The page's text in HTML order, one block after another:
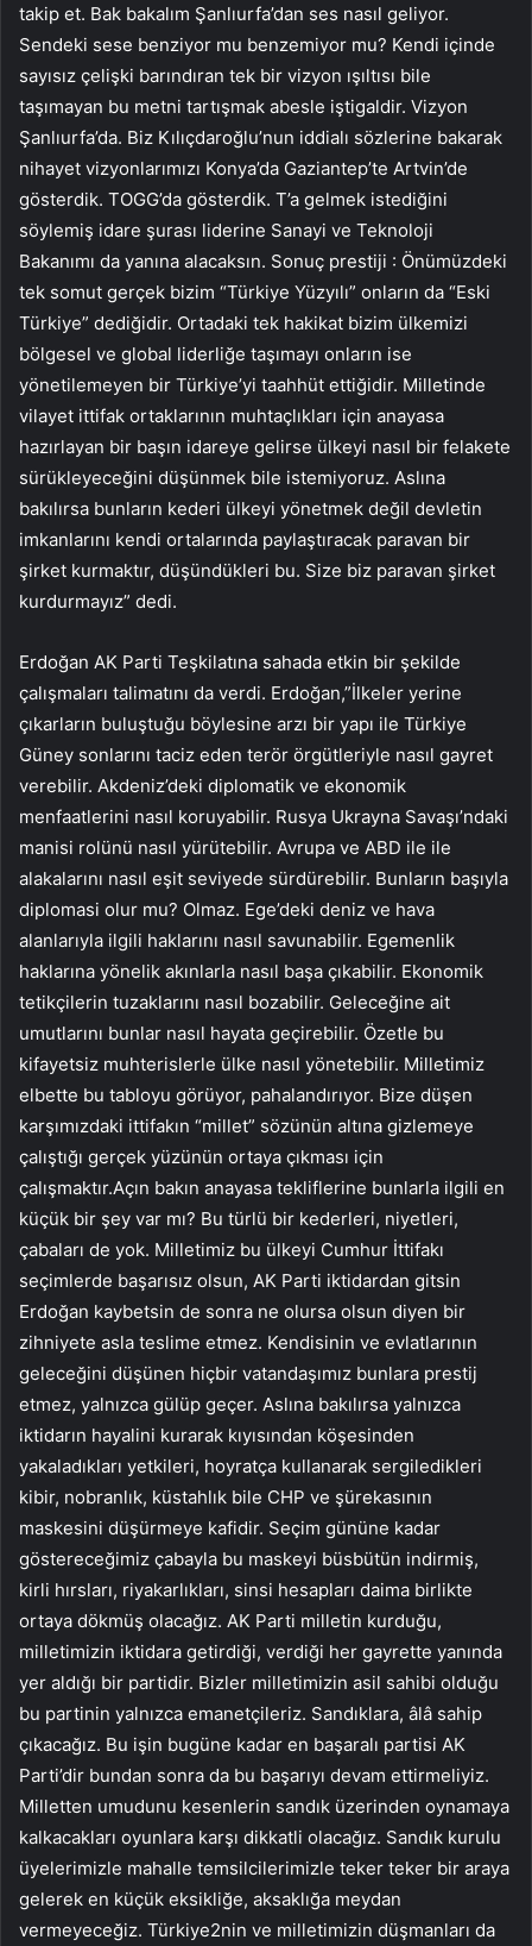
takip et. Bak bakalım Şanlıurfa’dan ses nasıl geliyor.
Sendeki sese benziyor mu benzemiyor mu? Kendi içinde
sayısız çelişki barındıran tek bir vizyon ışıltısı bile
taşımayan bu metni tartışmak abesle iştigaldir. Vizyon
Şanlıurfa’da. Biz Kılıçdaroğlu’nun iddialı sözlerine bakarak
nihayet vizyonlarımızı Konya’da Gaziantep’te Artvin’de
gösterdik. TOGG’da gösterdik. T’a gelmek istediğini
söylemiş idare şurası liderine Sanayi ve Teknoloji
Bakanımı da yanına alacaksın. Sonuç prestiji : Önümüzdeki
tek somut gerçek bizim “Türkiye Yüzyılı” onların da “Eski
Türkiye” dediğidir. Ortadaki tek hakikat bizim ülkemizi
bölgesel ve global liderliğe taşımayı onların ise
yönetilemeyen bir Türkiye’yi taahhüt ettiğidir. Milletinde
vilayet ittifak ortaklarının muhtaçlıkları için anayasa
hazırlayan bir başın idareye gelirse ülkeyi nasıl bir felakete
sürükleyeceğini düşünmek bile istemiyoruz. Aslına
bakılırsa bunların kederi ülkeyi yönetmek değil devletin
imkanlarını kendi ortalarında paylaştıracak paravan bir
şirket kurmaktır, düşündükleri bu. Size biz paravan şirket
kurdurmayız” dedi.
Erdoğan AK Parti Teşkilatına sahada etkin bir şekilde
çalışmaları talimatını da verdi. Erdoğan,”İlkeler yerine
çıkarların buluştuğu böylesine arzı bir yapı ile Türkiye
Güney sonlarını taciz eden terör örgütleriyle nasıl gayret
verebilir. Akdeniz’deki diplomatik ve ekonomik
menfaatlerini nasıl koruyabilir. Rusya Ukrayna Savaşı’ndaki
manisi rolünü nasıl yürütebilir. Avrupa ve ABD ile ile
alakalarını nasıl eşit seviyede sürdürebilir. Bunların başıyla
diplomasi olur mu? Olmaz. Ege’deki deniz ve hava
alanlarıyla ilgili haklarını nasıl savunabilir. Egemenlik
haklarına yönelik akınlarla nasıl başa çıkabilir. Ekonomik
tetikçilerin tuzaklarını nasıl bozabilir. Geleceğine ait
umutlarını bunlar nasıl hayata geçirebilir. Özetle bu
kifayetsiz muhterislerle ülke nasıl yönetebilir. Milletimiz
elbette bu tabloyu görüyor, pahalandırıyor. Bize düşen
karşımızdaki ittifakın “millet” sözünün altına gizlemeye
çalıştığı gerçek yüzünün ortaya çıkması için
çalışmaktır.Açın bakın anayasa tekliflerine bunlarla ilgili en
küçük bir şey var mı? Bu türlü bir kederleri, niyetleri,
çabaları de yok. Milletimiz bu ülkeyi Cumhur İttifakı
seçimlerde başarısız olsun, AK Parti iktidardan gitsin
Erdoğan kaybetsin de sonra ne olursa olsun diyen bir
zihniyete asla teslime etmez. Kendisinin ve evlatlarının
geleceğini düşünen hiçbir vatandaşımız bunlara prestij
etmez, yalnızca gülüp geçer. Aslına bakılırsa yalnızca
iktidarın hayalini kurarak kıyısından köşesinden
yakaladıkları yetkileri, hoyratça kullanarak sergiledikleri
kibir, nobranlık, küstahlık bile CHP ve şürekasının
maskesini düşürmeye kafidir. Seçim gününe kadar
göstereceğimiz çabayla bu maskeyi büsbütün indirmiş,
kirli hırsları, riyakarlıkları, sinsi hesapları daima birlikte
ortaya dökmüş olacağız. AK Parti milletin kurduğu,
milletimizin iktidara getirdiği, verdiği her gayrette yanında
yer aldığı bir partidir. Bizler milletimizin asil sahibi olduğu
bu partinin yalnızca emanetçileriz. Sandıklara, âlâ sahip
çıkacağız. Bu işin bugüne kadar en başaralı partisi AK
Parti’dir bundan sonra da bu başarıyı devam ettirmeliyiz.
Milletten umudunu kesenlerin sandık üzerinden oynamaya
kalkacakları oyunlara karşı dikkatli olacağız. Sandık kurulu
üyelerimizle mahalle temsilcilerimizle teker teker bir araya
gelerek en küçük eksikliğe, aksaklığa meydan
vermeyeceğiz. Türkiye2nin ve milletimizin düşmanları da